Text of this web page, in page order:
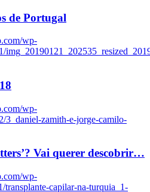
de Portugal
wp-
wp-
3_daniel-zamith-e-jorge-camilo-
Vai querer descobrir…
wp-
transplante-capilar-na-turquia_1-